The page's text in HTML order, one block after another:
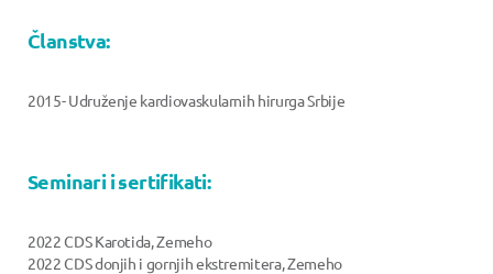
Članstva:
2015- Udruženje kardiovaskularnih hirurga Srbije
Seminari i sertifikati:
2022 CDS Karotida, Zemeho
2022 CDS donjih i gornjih ekstremitera, Zemeho